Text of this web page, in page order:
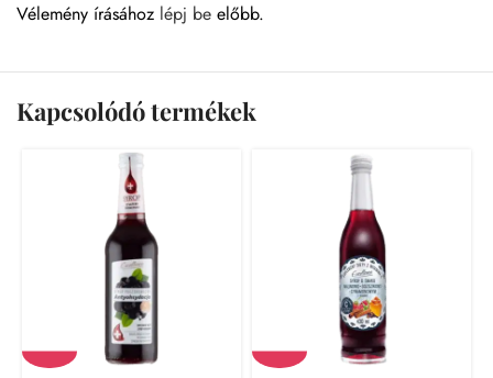
Vélemény írásához lépj be előbb.
Kapcsolódó termékek